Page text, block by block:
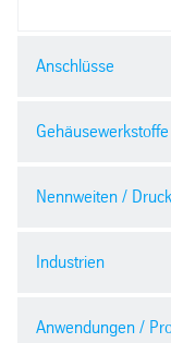
Anschlüsse
Beidseitige
Gehäusewerkstoffe
Stahl
Nennweiten /
DN 20 – DN 200
Industrien
Energiewirtschaft
Anwendungen /